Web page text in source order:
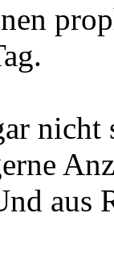
nicht
aus